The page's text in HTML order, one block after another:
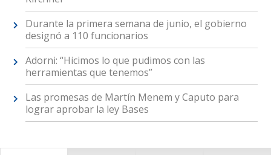
Durante la primera semana de junio, el gobierno
designó a 110 funcionarios
Adorni: “Hicimos lo que pudimos con las
herramientas que tenemos”
Las promesas de Martín Menem y Caputo para
lograr aprobar la ley Bases